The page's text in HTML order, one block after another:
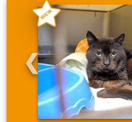
❮
NUEVA